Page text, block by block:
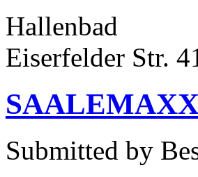
Hallenbad
Eiserfelder Str.
Submitted by